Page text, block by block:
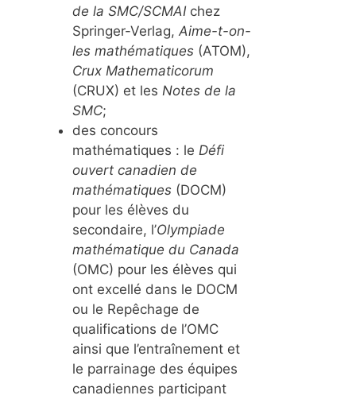
de la SMC/SCMAI chez
Springer-Verlag, Aime-t-on-
les mathématiques (ATOM),
Crux Mathematicorum
(CRUX) et les Notes de la
SMC;
des concours
mathématiques : le Défi
ouvert canadien de
mathématiques (DOCM)
pour les élèves du
secondaire, l’Olympiade
mathématique du Canada
(OMC) pour les élèves qui
ont excellé dans le DOCM
ou le Repêchage de
qualifications de l’OMC
ainsi que l’entraînement et
le parrainage des équipes
canadiennes participant